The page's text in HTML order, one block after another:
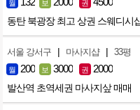
월 보 권
동탄 북광장 최고 상권 스웨디시
서울 강서구 | 마사지샵 | 33평
월 200 보 3000 권 2000
발산역 초역세권 마사지샆 매매